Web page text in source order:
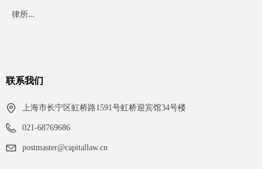
联系我们
上海市长宁区虹桥路1591号虹桥迎宾馆34号楼
021-68769686
postmaster@capitallaw.cn
律
所动态